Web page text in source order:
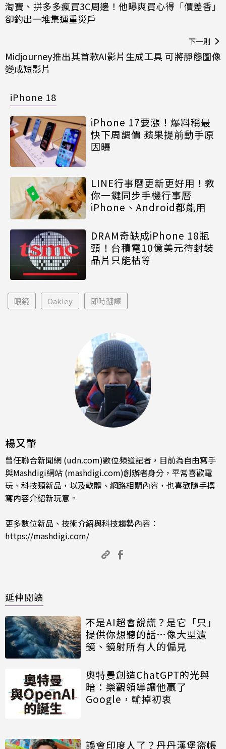
淘寶、拼多多瘋買3C周邊！他曝爽買心得「價差香」
卻釣出一堆集運重災戶
下一則
Midjourney推出其首款AI影片生成工具 可將靜態圖像
變成短影片
iPhone 18
iPhone 17要漲！爆料稱最
快下周調價 蘋果提前動手原
因曝
LINE行事曆更新更好用！教
你一鍵同步手機行事曆
iPhone、Android都能用
DRAM奇缺成iPhone 18瓶
頸！台積電10億美元待封裝
晶片只能枯等
眼鏡 Oakley 即時翻譯
楊又肇
曾任聯合新聞網 (udn.com)數位頻道記者，目前為自由寫手
與Mashdigi網站 (mashdigi.com)創辦者身分，平常喜歡電
玩、科技類新品，以及軟體、網路相關內容，也喜歡隨手撰
寫內容介紹新玩意。
更多數位新品、技術介紹與科技趨勢內容：
https://mashdigi.com/
延伸閱讀
不是AI超會說謊？是它「只」
提供你想聽的話…像大型濾
鏡、鏡射所有人的偏見
奧特曼創造ChatGPT的光與
暗：樂觀領導讓他贏了
Google，輸掉初衷
誤會印度人了？丹丹漢堡盜帳